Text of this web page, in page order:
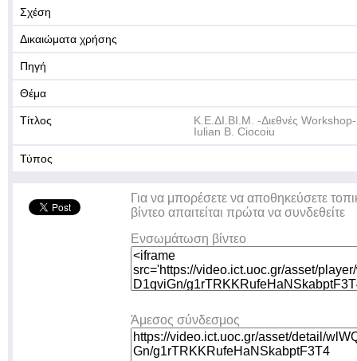
Σχέση
Δικαιώματα χρήσης
Πηγή
Θέμα
Τίτλος
Κ.Ε.ΔΙ.ΒΙ.Μ. -Διεθνές
Iulian B. Ciocoiu
Τύπος
Για να μπορέσετε να αποθηκεύσετε
βίντεο απαιτείται πρώτα να συνδεθείτε
Ενσωμάτωση βίντεο
Άμεσος σύνδεσμος